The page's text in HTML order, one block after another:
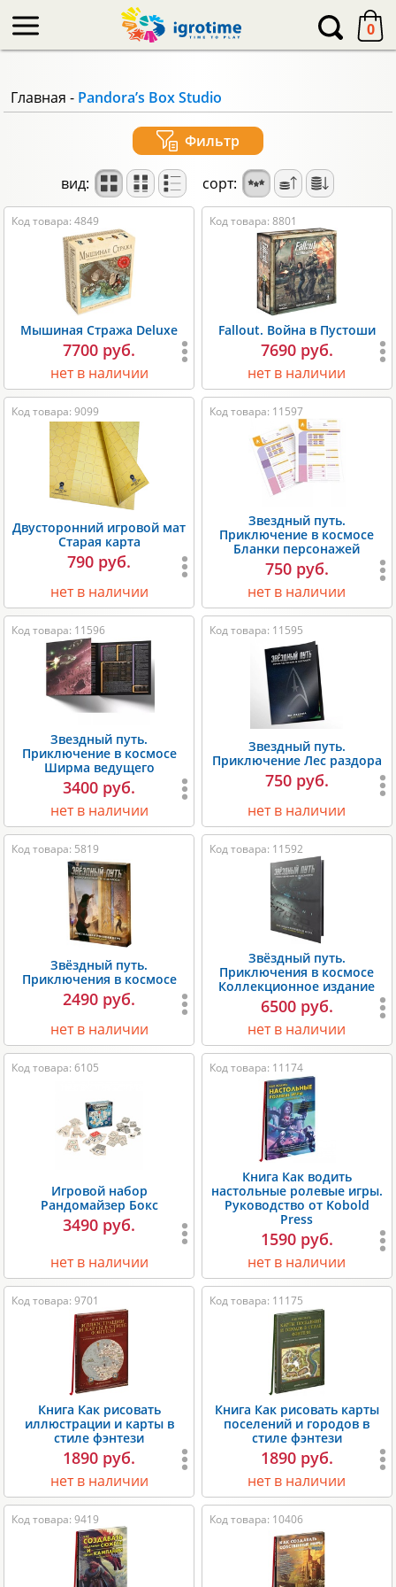
0
Главная - Pandora’s Box Studio
Фильтр
вид: сорт:
Код товара: 4849
Мышиная Стража Deluxe
7700 руб.
нет в наличии
Код товара: 8801
Fallout. Война в Пустоши
7690 руб.
нет в наличии
Код товара: 9099
Двусторонний игровой мат
Старая карта
790 руб.
нет в наличии
Код товара: 11597
Звездный путь.
Приключение в космосе
Бланки персонажей
750 руб.
нет в наличии
Код товара: 11596
Звездный путь.
Приключение в космосе
Ширма ведущего
3400 руб.
нет в наличии
Код товара: 11595
Звездный путь.
Приключение Лес раздора
750 руб.
нет в наличии
Код товара: 5819
Звёздный путь.
Приключения в космосе
2490 руб.
нет в наличии
Код товара: 11592
Звёздный путь.
Приключения в космосе
Коллекционное издание
6500 руб.
нет в наличии
Код товара: 6105
Игровой набор
Рандомайзер Бокс
3490 руб.
нет в наличии
Код товара: 11174
Книга Как водить
настольные ролевые игры.
Руководство от Kobold
Press
1590 руб.
нет в наличии
Код товара: 9701
Книга Как рисовать
иллюстрации и карты в
стиле фэнтези
1890 руб.
нет в наличии
Код товара: 11175
Книга Как рисовать карты
поселений и городов в
стиле фэнтези
1890 руб.
нет в наличии
Код товара: 9419 Код товара: 10406